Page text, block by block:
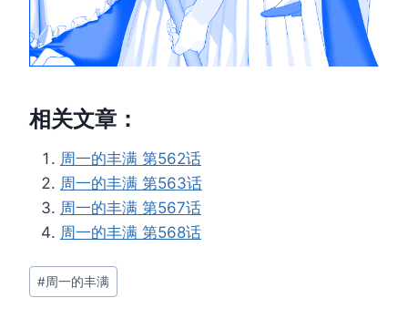
相关文章：
周一的丰满 第562话
周一的丰满 第563话
周一的丰满 第567话
周一的丰满 第568话
文
章
#周一的丰满